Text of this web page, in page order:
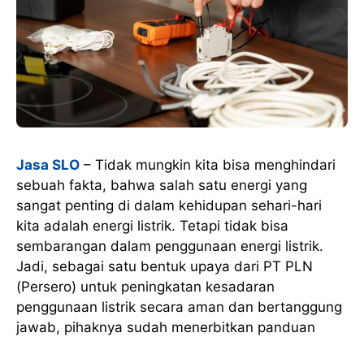
Jasa SLO – Tidak mungkin kita bisa menghindari
sebuah fakta, bahwa salah satu energi yang
sangat penting di dalam kehidupan sehari-hari
kita adalah energi listrik. Tetapi tidak bisa
sembarangan dalam penggunaan energi listrik.
Jadi, sebagai satu bentuk upaya dari PT PLN
(Persero) untuk peningkatan kesadaran
penggunaan listrik secara aman dan bertanggung
jawab, pihaknya sudah menerbitkan panduan